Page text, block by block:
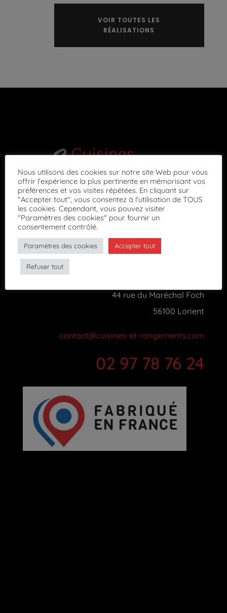
VOIR TOUTES LES
RÉALISATIONS

44 rue du Maréchal Foch
56100 Lorient
contact@cuisines-et-rangements.com
02 97 78 76 24
Nous utilisons des cookies sur notre site Web pour vous
offrir l'expérience la plus pertinente en mémorisant vos
préférences et vos visites répétées. En cliquant sur
"Accepter tout", vous consentez à l'utilisation de TOUS
les cookies. Cependant, vous pouvez visiter
"Paramètres des cookies" pour fournir un
consentement contrôlé.
Paramètres des cookies Accepter tout
Refuser tout